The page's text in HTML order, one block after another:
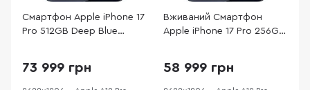
Смартфон Apple iPhone 17
Pro 512GB Deep Blue
73 999 грн
Вживаний Смартфон
Apple iPhone 17 Pro 256GB
практично новий
58 999 грн